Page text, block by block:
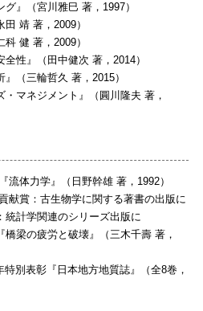
グ』（宮川雅巳 著，1997）
田 靖 著，2009）
科 健 著，2009）
全性』（田中健次 著，2014）
』（三輪哲久 著，2015）
・マネジメント 』（圓川隆夫 著，
流体力学』（日野幹雄 著，1992）
賞：古生物学に関する著書の出版に
計学関連のシリーズ出版に
橋梁の疲労と破壊』（三木千壽 著，
別表彰『 日本地方地質誌』（全8巻，